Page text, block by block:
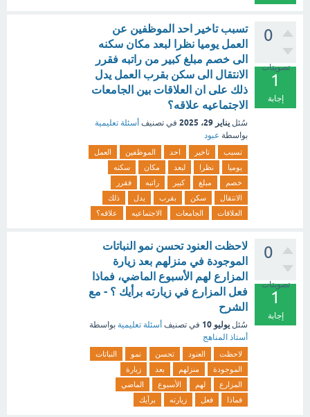
0
تصويتات
1
إجابة
تسبب تاخير احد الموظفين عن
العمل يوميا نظرا لبعد مكان سكنه
الى خصم مبلغ كبير من راتبه فقرر
الانتقال الى سكن بقرب العمل يدل
ذلك على ان العلاقات بين الجامعات
الاجتماعيه علاقه؟
سُئل يناير 29، 2025 في تصنيف أسئلة تعليمية
بواسطة عبود
تسبب تاخير احد الموظفين
العمل
يوميا
نظرا لبعد مكان
سكنه
خصم
مبلغ كبير راتبه
فقرر
الانتقال
سكن بقرب يدل
ذلك
العلاقات
الجامعات الاجتماعيه علاقه؟
0
تصويتات
1
إجابة
لاحظت العنود تحسن نمو النباتات
الموجودة في منزلهم بعد زيارة
المزارع لهم الأسبوع الماضي، فماذا
فعل المزارع في زيارته برأيك ؟ - مع
الشرح
سُئل يوليو 10 في تصنيف أسئلة تعليمية بواسطة
أستاذ المناهج
لاحظت العنود تحسن نمو
النباتات
الموجودة
منزلهم بعد
زيارة
المزارع
لهم الأسبوع
الماضي
فماذا
فعل زيارته برأيك